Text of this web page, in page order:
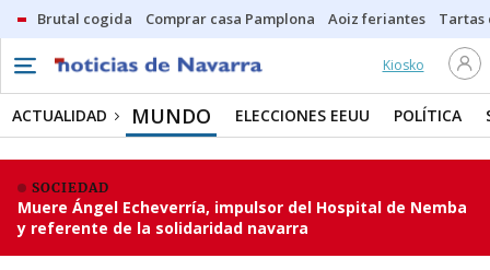
Brutal cogida Comprar casa Pamplona Aoiz feriantes Tartas
Kiosko
ACTUALIDAD MUNDO ELECCIONES EEUU POLÍTICA
SOCIEDAD
Muere Ángel Echeverría, impulsor del Hospital de Nemba
y referente de la solidaridad navarra